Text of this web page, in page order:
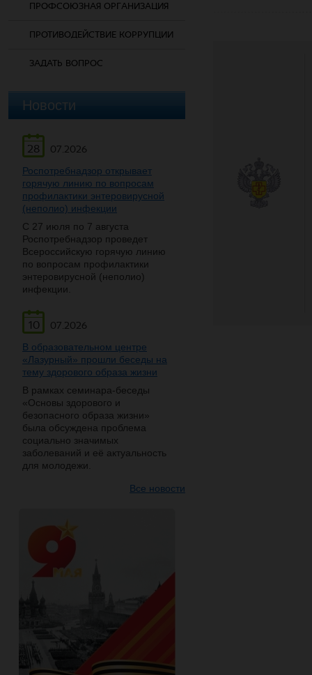
ПРОФСОЮЗНАЯ ОРГАНИЗАЦИЯ
ПРОТИВОДЕЙСТВИЕ КОРРУПЦИИ
ЗАДАТЬ ВОПРОС
Новости
28
07.2026
Роспотребнадзор открывает
горячую линию по вопросам
профилактики энтеровирусной
(неполио) инфекции
С 27 июля по 7 августа
Роспотребнадзор проведет
Всероссийскую горячую линию
по вопросам профилактики
энтеровирусной (неполио)
инфекции.
10
07.2026
В образовательном центре
«Лазурный» прошли беседы на
тему здорового образа жизни
В рамках семинара-беседы
«Основы здорового и
безопасного образа жизни»
была обсуждена проблема
социально значимых
заболеваний и её актуальность
для молодежи.
Все новости